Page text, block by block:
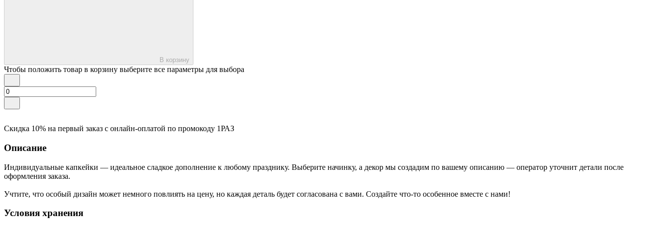
В корзину
Чтобы положить товар в корзину выберите все параметры для выбора
Скидка 10% на первый заказ с онлайн-оплатой по промокоду 1РАЗ
Описание
Индивидуальные капкейки — идеальное сладкое дополнение к любому празднику. Выберите начинку, а декор мы создадим по вашему описанию — оператор уточнит детали после
оформления заказа.
Учтите, что особый дизайн может немного повлиять на цену, но каждая деталь будет согласована с вами. Создайте что-то особенное вместе с нами!
Условия хранения